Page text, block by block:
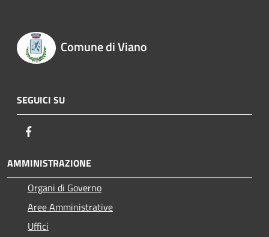
Comune di Viano
SEGUICI SU
AMMINISTRAZIONE
Organi di Governo
Aree Amministrative
Uffici